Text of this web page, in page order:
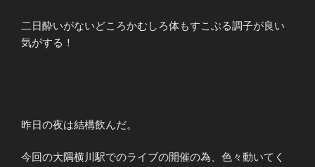
二日酔いがないどころかむしろ体もすこぶる調子が良い
気がする！
昨日の夜は結構飲んだ。
今回の大隅横川駅でのライブの開催の為、色々動いてく